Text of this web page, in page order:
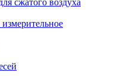
сжатого воздуха